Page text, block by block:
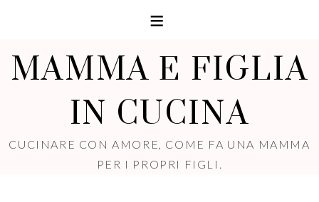
MAMMA E FIGLIA
IN CUCINA
CUCINARE CON AMORE, COME FA UNA MAMMA
PER I PROPRI FIGLI.